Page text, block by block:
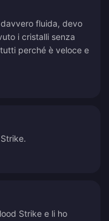
fluida, devo
i cristalli senza
perché è veloce e
Strike e li ho